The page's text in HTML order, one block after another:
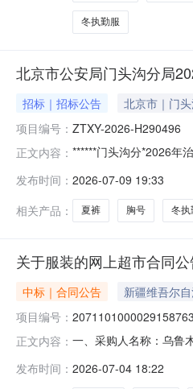
冬执勤服
北京市公安局门头沟分局
招标｜招标公告 北京市｜门
项目编号： ZTXY-2026-H290496
正文内容： ******门头沟分*2026年
桥大街45号采购人联系
发布时间： 2026-07-09 19:33
相关产品：
夏裤 胸号 冬执
关于服装的网上超市合同
中标｜合同公告
新疆维吾尔
项目编号： 2071101000029158763
正文内容： 一、采购人名称：乌鲁
服号牌（丝织）无品牌
发布时间： 2026-07-04 18:22